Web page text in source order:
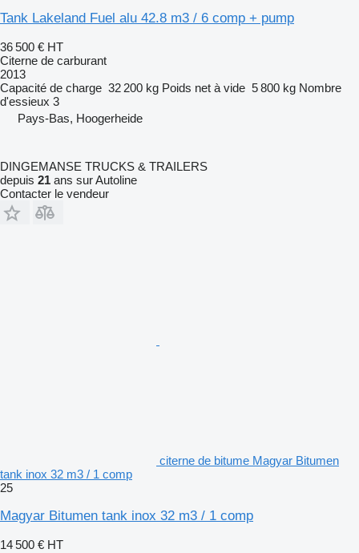
Tank Lakeland Fuel alu 42.8 m3 / 6 comp + pump
36 500 € HT
Citerne de carburant
2013
Capacité de charge 32 200 kg Poids net à vide 5 800 kg Nombre
d'essieux 3
Pays-Bas, Hoogerheide
DINGEMANSE TRUCKS & TRAILERS
depuis 21 ans sur Autoline
Contacter le vendeur
citerne de bitume Magyar Bitumen
tank inox 32 m3 / 1 comp
25
Magyar Bitumen tank inox 32 m3 / 1 comp
14 500 € HT